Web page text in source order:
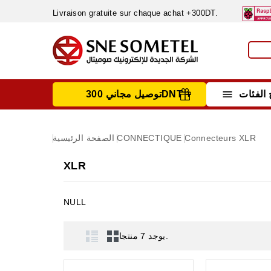
Livraison gratuite sur chaque achat +300DT.
 توصيل مجاني 300DNT +
الصفحة الرئيسية CONNECTIQUE Connecteurs XLR
XLR
NULL